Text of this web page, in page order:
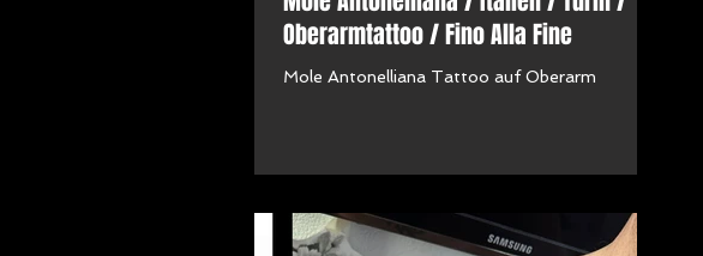
Oberarmtattoo / Fino Alla Fine
Mole Antonelliana Tattoo auf Oberarm